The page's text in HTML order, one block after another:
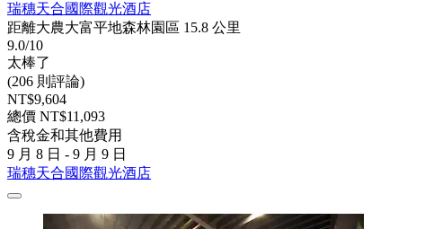
瑞穗天合國際觀光酒店
距離大農大富平地森林園區 15.8 公里
9.0/10
太棒了
(206 則評論)
NT$9,604
總價 NT$11,093
含稅金和其他費用
9 月 8 日 - 9 月 9 日
瑞穗天合國際觀光酒店